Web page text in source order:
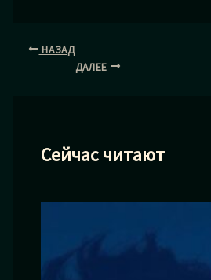
НАЗАД
ДАЛЕЕ
Сейчас читают